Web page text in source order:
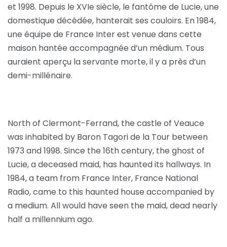
et 1998. Depuis le XVIe siècle, le fantôme de Lucie, une
domestique décédée, hanterait ses couloirs. En 1984,
une équipe de France Inter est venue dans cette
maison hantée accompagnée d’un médium. Tous
auraient aperçu la servante morte, il y a près d’un
demi-millénaire.
North of Clermont-Ferrand, the castle of Veauce
was inhabited by Baron Tagori de la Tour between
1973 and 1998. Since the 16th century, the ghost of
Lucie, a deceased maid, has haunted its hallways. In
1984, a team from France Inter, France National
Radio, came to this haunted house accompanied by
a medium. All would have seen the maid, dead nearly
half a millennium ago.